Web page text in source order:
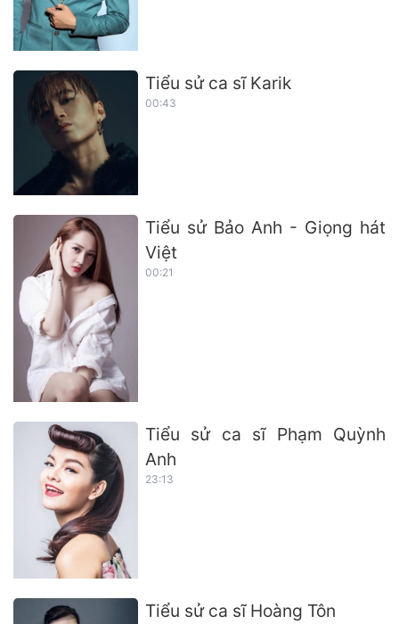
Tiểu sử ca sĩ Karik
00:43
Tiểu sử Bảo Anh - Giọng hát
Việt
00:21
Tiểu sử ca sĩ Phạm Quỳnh
Anh
23:13
Tiểu sử ca sĩ Hoàng Tôn